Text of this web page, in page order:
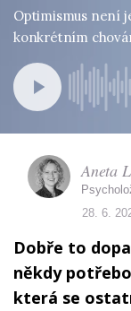
Optimismus není
konkrétním
Dobře to
někdy
která se
Aneta
28. 6.